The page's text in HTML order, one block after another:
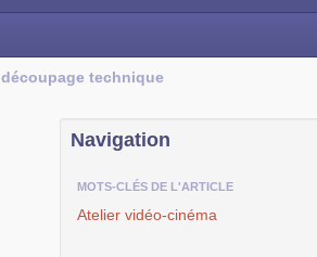
technique
Navigation
MOTS-CLÉS DE L'ARTICLE
Atelier vidéo-cinéma